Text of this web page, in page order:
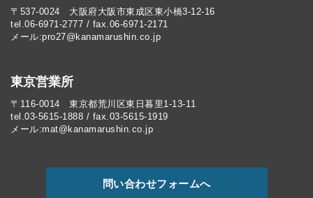
〒537-0024 大阪府大阪市東成区東小橋3-12-16
tel.06-6971-2777 / fax.06-6971-2171
メール:pro27@kanamarushin.co.jp​
東京営業所
〒116-0014 東京都荒川区東日暮里1-13-11
tel.03-5615-1888 / fax.03-5615-1919
メール:mat@kanamarushin.co.jp
問い合わせフォームへ